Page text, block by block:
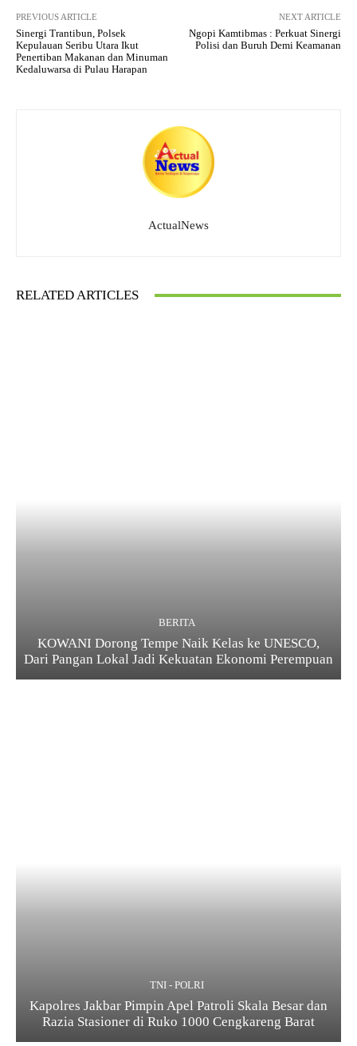
PREVIOUS ARTICLE
Sinergi Trantibun, Polsek
Kepulauan Seribu Utara Ikut
Penertiban Makanan dan Minuman
Kedaluwarsa di Pulau Harapan
NEXT ARTICLE
Ngopi Kamtibmas : Perkuat Sinergi
Polisi dan Buruh Demi Keamanan
ActualNews
RELATED ARTICLES
BERITA
KOWANI Dorong Tempe Naik Kelas ke UNESCO,
Dari Pangan Lokal Jadi Kekuatan Ekonomi Perempuan
TNI - POLRI
Kapolres Jakbar Pimpin Apel Patroli Skala Besar dan
Razia Stasioner di Ruko 1000 Cengkareng Barat